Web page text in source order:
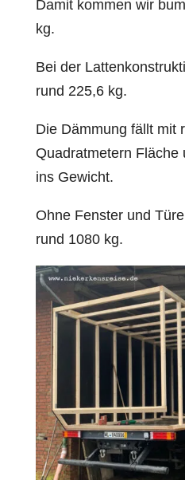
Damit kommen wir
kg.
Bei der
rund 225,6 kg.
Die Dämmung fällt mit
Quadratmetern Fläche
ins Gewicht.
Ohne Fenster und
rund 1080 kg.